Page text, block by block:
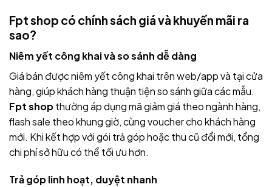
Fpt shop có chính sách giá và khuyến mãi ra
sao?
Niêm yết công khai và so sánh dễ dàng
Giá bán được niêm yết công khai trên web/app và tại cửa
hàng, giúp khách hàng thuận tiện so sánh giữa các mẫu.
Fpt shopthường áp dụng mã giảm giá theo ngành hàng,
flash sale theo khung giờ, cùng voucher cho khách hàng
mới. Khi kết hợp với gói trả góp hoặc thu cũ đổi mới, tổng
chi phí sở hữu có thể tối ưu hơn.
Trả góp linh hoạt, duyệt nhanh